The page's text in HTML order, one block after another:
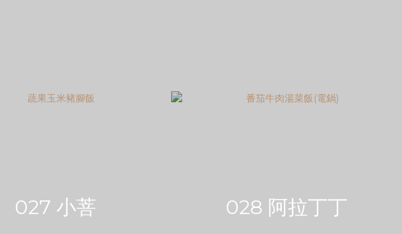
027 小菩 028 阿拉丁丁